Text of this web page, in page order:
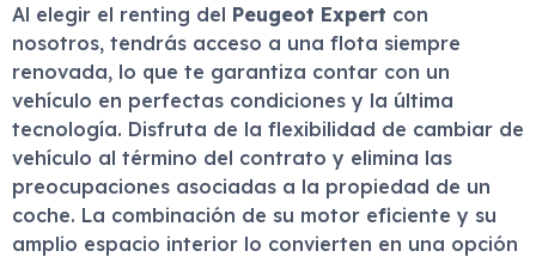
Al elegir el renting del Peugeot Expert con
nosotros, tendrás acceso a una flota siempre
renovada, lo que te garantiza contar con un
vehículo en perfectas condiciones y la última
tecnología. Disfruta de la flexibilidad de cambiar de
vehículo al término del contrato y elimina las
preocupaciones asociadas a la propiedad de un
coche. La combinación de su motor eficiente y su
amplio espacio interior lo convierten en una opción